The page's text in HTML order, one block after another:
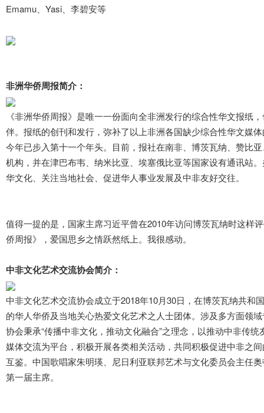
Emamu、Yasi、李碧安等
非洲华侨周报简介：
《非洲华侨周报》是唯一一份面向全非洲发行的综合性华文报纸
伴。报纸的创刊和发行，弥补了以上非洲各国缺少综合性华文媒
今年已步入第十一个年头。目前，报社在南非、博茨瓦纳、赞比
机构，并在津巴布韦、纳米比亚、埃塞俄比亚等国家设有通讯站
华文化、关注当地社会、促进华人事业发展及中非友好交往。
值得一提的是，国家主席习近平曾在2010年访问博茨瓦纳时这样
侨周报》，爱国思乡之情跃然纸上。我很感动。
中非文化艺术交流协会简介：
中非文化艺术交流协会成立于2018年10月30日，在博茨瓦纳共和
的华人华侨及当地关心热爱文化艺术之人士团体。涉及多方面领
协会秉承“传播中非文化，推动文化融合”之理念，以推动中非传
媒体交流为平台，积极开展各类相关活动，共同积极促进中非之
互鉴。中国歌唱家朱明瑛、尼日利亚联邦艺术与文化委员会主任
第一届主席。